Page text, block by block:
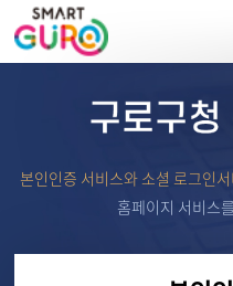
본인인증 서비스와 소셜 로그인
홈페이지 서비스